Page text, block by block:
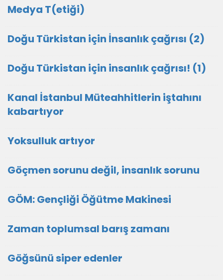
Medya T(etiği)
Doğu Türkistan için İnsanlık çağrısı (2)
Doğu Türkistan için insanlık çağrısı! (1)
Kanal İstanbul Müteahhitlerin iştahını
kabartıyor
Yoksulluk artıyor
Göçmen sorunu değil, insanlık sorunu
GÖM: Gençliği Öğütme Makinesi
Zaman toplumsal barış zamanı
Göğsünü siper edenler